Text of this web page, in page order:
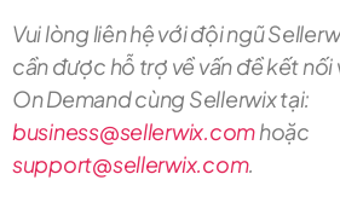
Vui lòng liên hệ với đội ngũ
cần được hỗ trợ về vấn đề kết nối
On Demand cùng Sellerwix tại:
business@sellerwix.comhoặc
support@sellerwix.com.